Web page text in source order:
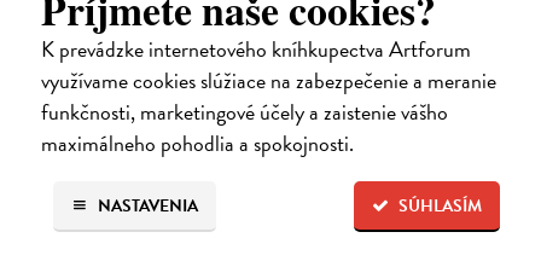
K prevádzke internetového kníhkupectva Artforum
využívame cookies slúžiace na zabezpečenie a meranie
funkčnosti, marketingové účely a zaistenie vášho
maximálneho pohodlia a spokojnosti.
SÚHLASÍM
NASTAVENIA
22,33 €
23,50 € ?
novinka